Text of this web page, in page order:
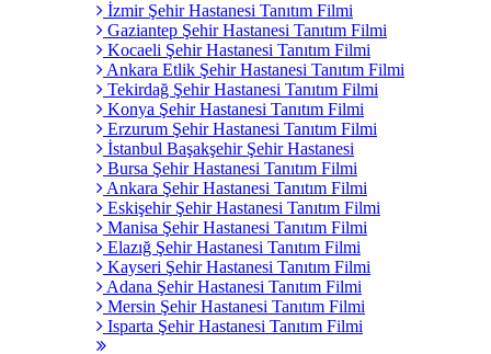
İzmir Şehir Hastanesi Tanıtım Filmi
Gaziantep Şehir Hastanesi Tanıtım Filmi
Kocaeli Şehir Hastanesi Tanıtım Filmi
Ankara Etlik Şehir Hastanesi Tanıtım Filmi
Tekirdağ Şehir Hastanesi Tanıtım Filmi
Konya Şehir Hastanesi Tanıtım Filmi
Erzurum Şehir Hastanesi Tanıtım Filmi
İstanbul Başakşehir Şehir Hastanesi
Bursa Şehir Hastanesi Tanıtım Filmi
Ankara Şehir Hastanesi Tanıtım Filmi
Eskişehir Şehir Hastanesi Tanıtım Filmi
Manisa Şehir Hastanesi Tanıtım Filmi
Elazığ Şehir Hastanesi Tanıtım Filmi
Kayseri Şehir Hastanesi Tanıtım Filmi
Adana Şehir Hastanesi Tanıtım Filmi
Mersin Şehir Hastanesi Tanıtım Filmi
Isparta Şehir Hastanesi Tanıtım Filmi